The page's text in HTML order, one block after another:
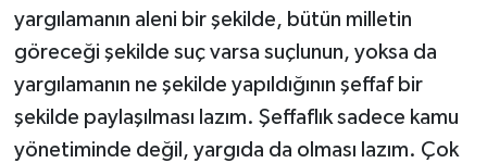
yargılamanın aleni bir şekilde, bütün milletin
göreceği şekilde suç varsa suçlunun, yoksa da
yargılamanın ne şekilde yapıldığının şeffaf bir
şekilde paylaşılması lazım. Şeffaflık sadece kamu
yönetiminde değil, yargıda da olması lazım. Çok